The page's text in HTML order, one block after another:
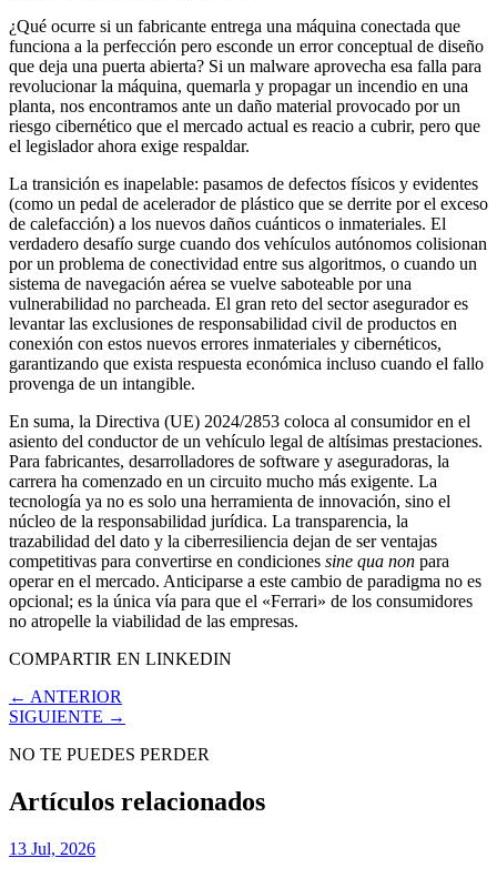
¿Qué ocurre si un fabricante entrega una máquina conectada que
funciona a la perfección pero esconde un error conceptual de diseño
que deja una puerta abierta? Si un malware aprovecha esa falla para
revolucionar la máquina, quemarla y propagar un incendio en una
planta, nos encontramos ante un daño material provocado por un
riesgo cibernético que el mercado actual es reacio a cubrir, pero que
el legislador ahora exige respaldar.
La transición es inapelable: pasamos de defectos físicos y evidentes
(como un pedal de acelerador de plástico que se derrite por el exceso
de calefacción) a los nuevos daños cuánticos o inmateriales. El
verdadero desafío surge cuando dos vehículos autónomos colisionan
por un problema de conectividad entre sus algoritmos, o cuando un
sistema de navegación aérea se vuelve saboteable por una
vulnerabilidad no parcheada. El gran reto del sector asegurador es
levantar las exclusiones de responsabilidad civil de productos en
conexión con estos nuevos errores inmateriales y cibernéticos,
garantizando que exista respuesta económica incluso cuando el fallo
provenga de un intangible.
En suma, la Directiva (UE) 2024/2853 coloca al consumidor en el
asiento del conductor de un vehículo legal de altísimas prestaciones.
Para fabricantes, desarrolladores de software y aseguradoras, la
carrera ha comenzado en un circuito mucho más exigente. La
tecnología ya no es solo una herramienta de innovación, sino el
núcleo de la responsabilidad jurídica. La transparencia, la
trazabilidad del dato y la ciberresiliencia dejan de ser ventajas
competitivas para convertirse en condiciones sine qua non para
operar en el mercado. Anticiparse a este cambio de paradigma no es
opcional; es la única vía para que el «Ferrari» de los consumidores
no atropelle la viabilidad de las empresas.
COMPARTIR EN LINKEDIN
← ANTERIOR
SIGUIENTE →
NO TE PUEDES PERDER
Artículos relacionados
13 Jul, 2026